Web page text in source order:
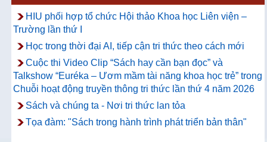
HIU phối hợp tổ chức Hội thảo Khoa học Liên viện –
Trường lần thứ I
Học trong thời đại AI, tiếp cận tri thức theo cách mới
Cuộc thi Video Clip “Sách hay cần bạn đọc” và
Talkshow “Euréka – Ươm mầm tài năng khoa học trẻ” trong
Chuỗi hoạt động truyền thông tri thức lần thứ 4 năm 2026
Sách và chúng ta - Nơi tri thức lan tỏa
Tọa đàm: "Sách trong hành trình phát triển bản thân"